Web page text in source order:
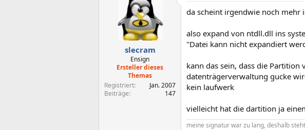
slecram
Ensign
Ersteller dieses
Themas
Registriert
Jan. 2007
Beiträge
147
da scheint irgendwie noch mehr
also expand von ntdll.dll ins
"Datei kann nicht expandiert
kann das sein, dass die
datenträgerverwaltung gucke
kein laufwerk
vielleicht hat die dartition ja
meine signatur war zu lang, deshalb